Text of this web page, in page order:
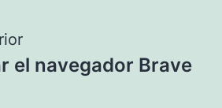
el navegador Brave